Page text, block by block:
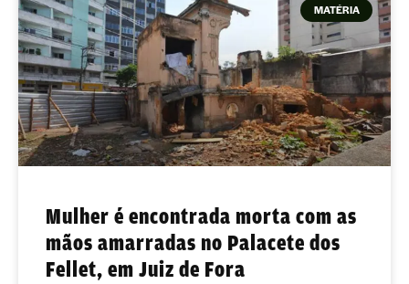
MATÉRIA
Mulher é encontrada morta com as
mãos amarradas no Palacete dos
Fellet, em Juiz de Fora